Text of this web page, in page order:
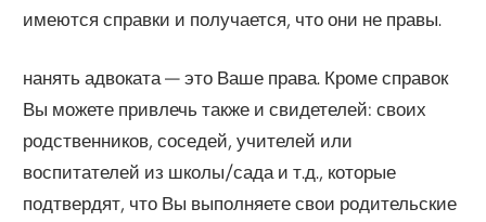
имеются справки и получается, что они не правы.
нанять адвоката — это Ваше права. Кроме справок
Вы можете привлечь также и свидетелей: своих
родственников, соседей, учителей или
воспитателей из школы/сада и т.д., которые
подтвердят, что Вы выполняете свои родительские